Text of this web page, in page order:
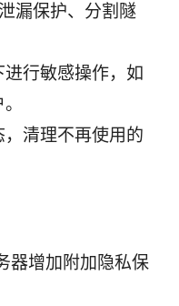
漏保护、分割隧
行敏感操作，如
清理不再使用的
器增加附加隐私保